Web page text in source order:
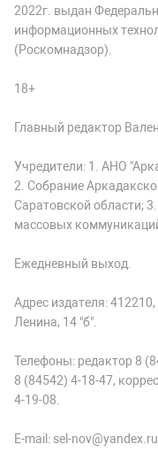
2022г. выдан
информационных
(Роскомнадзор).
18+
Главный редактор
Учредители: 1. АНО
2. Собрание
Саратовской области;
массовых
Ежедневный выход.
Адрес издателя:
Ленина, 14 "б".
Телефоны: редактор 8
8 (84542) 4-18-47,
4-19-08.
E-mail: sel-nov@yandex.ru